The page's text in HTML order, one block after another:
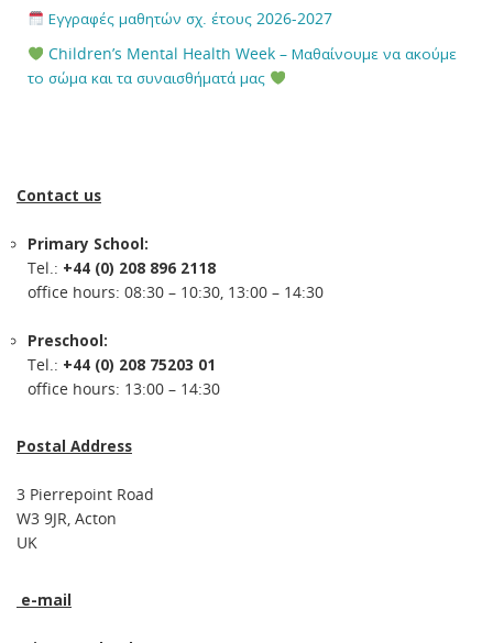
Εγγραφές μαθητών σχ. έτους 2026-2027
Children’s Mental Health Week – Μαθαίνουμε να ακούμε
το σώμα και τα συναισθήματά μας
Contact us
Primary School:
Tel.: +44 (0) 208 896 2118
office hours: 08:30 – 10:30, 13:00 – 14:30
Preschool:
Tel.: +44 (0) 208 75203 01
office hours: 13:00 – 14:30
Postal Address
3 Pierrepoint Road
W3 9JR, Acton
UK
e-mail